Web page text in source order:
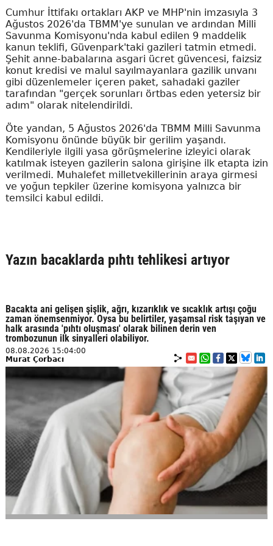
Cumhur İttifakı ortakları AKP ve MHP'nin imzasıyla 3
Ağustos 2026'da TBMM'ye sunulan ve ardından Milli
Savunma Komisyonu'nda kabul edilen 9 maddelik
kanun teklifi, Güvenpark'taki gazileri tatmin etmedi.
Şehit anne-babalarına asgari ücret güvencesi, faizsiz
konut kredisi ve malul sayılmayanlara gazilik unvanı
gibi düzenlemeler içeren paket, sahadaki gaziler
tarafından "gerçek sorunları örtbas eden yetersiz bir
adım" olarak nitelendirildi.
Öte yandan, 5 Ağustos 2026'da TBMM Milli Savunma
Komisyonu önünde büyük bir gerilim yaşandı.
Kendileriyle ilgili yasa görüşmelerine izleyici olarak
katılmak isteyen gazilerin salona girişine ilk etapta izin
verilmedi. Muhalefet milletvekillerinin araya girmesi
ve yoğun tepkiler üzerine komisyona yalnızca bir
temsilci kabul edildi.
Yazın bacaklarda pıhtı tehlikesi artıyor
Bacakta ani gelişen şişlik, ağrı, kızarıklık ve sıcaklık artışı çoğu
zaman önemsenmiyor. Oysa bu belirtiler, yaşamsal risk taşıyan ve
halk arasında 'pıhtı oluşması' olarak bilinen derin ven
trombozunun ilk sinyalleri olabiliyor.
08.08.2026 15:04:00
Murat Çorbacı